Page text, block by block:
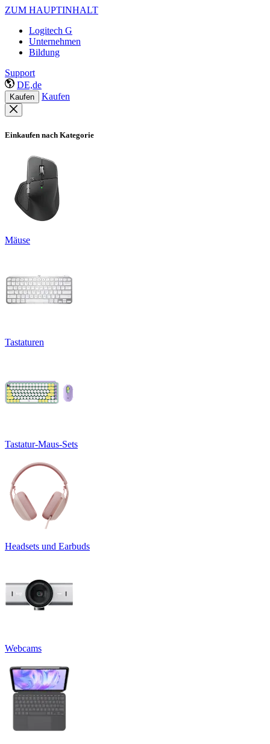
ZUM HAUPTINHALT
Logitech G
Unternehmen
Bildung
Support
DE,de
Kaufen Kaufen
Einkaufen nach Kategorie
Mäuse
Tastaturen
Tastatur-Maus-Sets
Headsets und Earbuds
Webcams